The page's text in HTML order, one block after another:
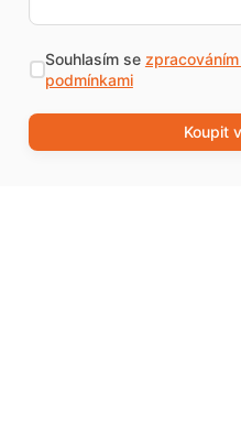
Souhlasím se
podmínkami
Koupit